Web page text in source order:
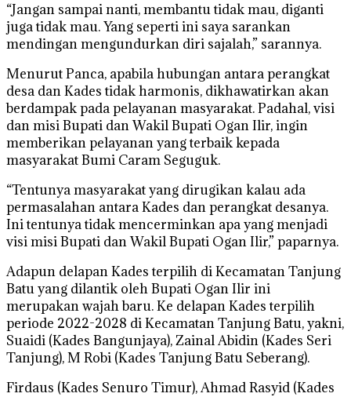
“Jangan sampai nanti, membantu tidak mau, diganti
juga tidak mau. Yang seperti ini saya sarankan
mendingan mengundurkan diri sajalah,” sarannya.
Menurut Panca, apabila hubungan antara perangkat
desa dan Kades tidak harmonis, dikhawatirkan akan
berdampak pada pelayanan masyarakat. Padahal, visi
dan misi Bupati dan Wakil Bupati Ogan Ilir, ingin
memberikan pelayanan yang terbaik kepada
masyarakat Bumi Caram Seguguk.
“Tentunya masyarakat yang dirugikan kalau ada
permasalahan antara Kades dan perangkat desanya.
Ini tentunya tidak mencerminkan apa yang menjadi
visi misi Bupati dan Wakil Bupati Ogan Ilir,” paparnya.
Adapun delapan Kades terpilih di Kecamatan Tanjung
Batu yang dilantik oleh Bupati Ogan Ilir ini
merupakan wajah baru. Ke delapan Kades terpilih
periode 2022-2028 di Kecamatan Tanjung Batu, yakni,
Suaidi (Kades Bangunjaya), Zainal Abidin (Kades Seri
Tanjung), M Robi (Kades Tanjung Batu Seberang).
Firdaus (Kades Senuro Timur), Ahmad Rasyid (Kades